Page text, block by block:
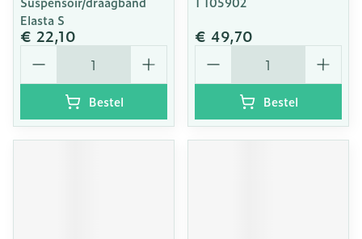
Elasta S
€ 22,10
Aantal
Bestel
€ 49,70
Aantal
Bestel